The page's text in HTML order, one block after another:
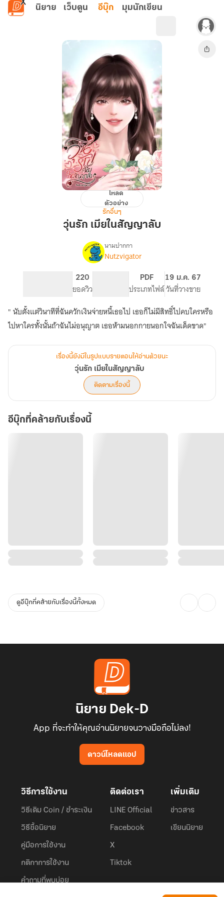
ข้ามไปยังเนื้อหาหลัก
นิยาย เว็บตูน อีบุ๊ก มุมนักเขียน
เมีย
ใน
สัญญา
โหลด
ตัวอย่าง
รักอื่นๆ
วุ่นรัก เมียในสัญญาลับ
เรื่อง
สัญญา
ลับ
นามปากกา
Nutzvigator
220
ยอดวิว
PDF
ประเภทไฟล์
19 ม.ค. 67
วันที่วางขาย
" นับตั้งแต่วินาทีที่ฉันควักเงินจ่ายหนี้เธอไป เธอก็ไม่มีสิทธิ์ไปคบใครหรือ
ไปหาใครทั้งนั้นถ้าฉันไม่อนุญาต เธอห้ามนอกกายนอกใจฉันเด็ดขาด"
เรื่องนี้ยังมีในรูปแบบรายตอนให้อ่านด้วยนะ
วุ่นรัก เมียในสัญญาลับ
ติดตามเรื่องนี้
อีบุ๊กที่คล้ายกับเรื่องนี้
ดูอีบุ๊กที่คล้ายกับเรื่องนี้ทั้งหมด
นิยาย Dek-D
App ที่จะทำให้คุณอ่านนิยายจนวางมือถือไม่ลง!
ดาวน์โหลดแอป
วิธีการใช้งาน
วิธีเติม Coin / ชำระเงิน
วิธีซื้อนิยาย
คู่มือการใช้งาน
กติกาการใช้งาน
คำถามที่พบบ่อย
ติดต่อเรา
LINE Official
Facebook
X
Tiktok
เพิ่มเติม
ข่าวสาร
เขียนนิยาย